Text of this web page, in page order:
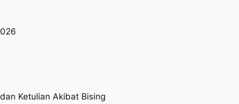
Ketulian Akibat Bising